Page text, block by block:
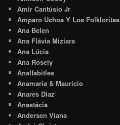
Amir Cantúsio Jr
Amparo Uchoa Y Los Folkloritas
Ana Belen
Ana Flávia Miziara
Ana Lúcia
Ana Rosely
Analfabitles
Anamaria & Maurício
Anares Diaz
Anastácia
Andersen Viana